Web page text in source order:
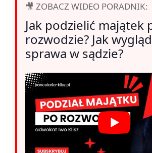
🎥 ZOBACZ WIDEO PORADNIK:
Jak podzielić majątek
rozwodzie? Jak
sprawa w sądzie?